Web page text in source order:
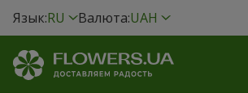
Язык:RU Валюта:UAH